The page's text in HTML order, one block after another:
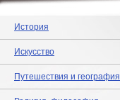
История
Искусство
Путешествия и география